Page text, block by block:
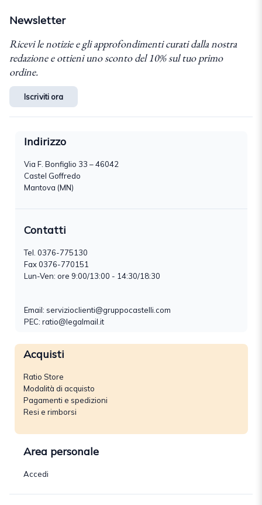
Newsletter
Ricevi le notizie e gli approfondimenti curati dalla nostra
redazione e ottieni uno sconto del 10% sul tuo primo
ordine.
Iscriviti ora
Indirizzo
Via F. Bonfiglio 33 – 46042
Castel Goffredo
Mantova (MN)
Contatti
Tel. 0376-775130
Fax 0376-770151
Lun-Ven: ore 9:00/13:00 - 14:30/18:30
Email: servizioclienti@gruppocastelli.com
PEC: ratio@legalmail.it
Acquisti
Ratio Store
Modalità di acquisto
Pagamenti e spedizioni
Resi e rimborsi
Area personale
Accedi